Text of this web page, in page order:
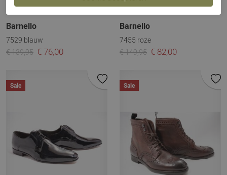
Barnello
7529 blauw
€ 139,95 € 76,00
Barnello
7455 roze
€ 149,95 € 82,00
Sale Sale